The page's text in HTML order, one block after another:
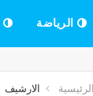
الرياضة
الرئيسية الارشيف